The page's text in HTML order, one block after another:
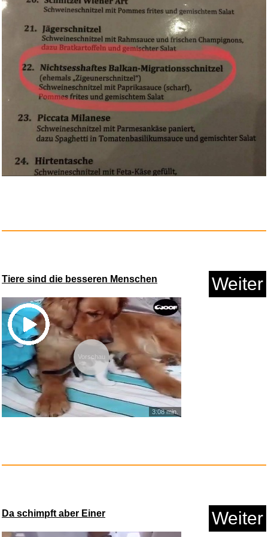
SKROSS Reiseadapter Pro,
anpas...
Anzeige
NordVPN Basis, 10 Geräte,...
Tiere sind die besseren Menschen Weiter
Vorschau
3:08 min.
Da schimpft aber Einer Weiter